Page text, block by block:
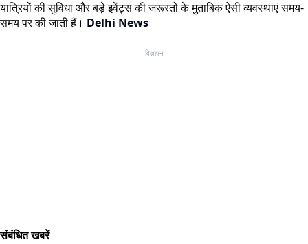
यात्रियों की सुविधा और बड़े इवेंट्स की जरूरतों के मुताबिक ऐसी व्यवस्थाएं समय-
समय पर की जाती हैं। Delhi News
विज्ञापन
संबंधित खबरें